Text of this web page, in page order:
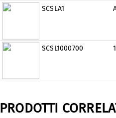
SCSLA1
SCSL1000700
PRODOTTI